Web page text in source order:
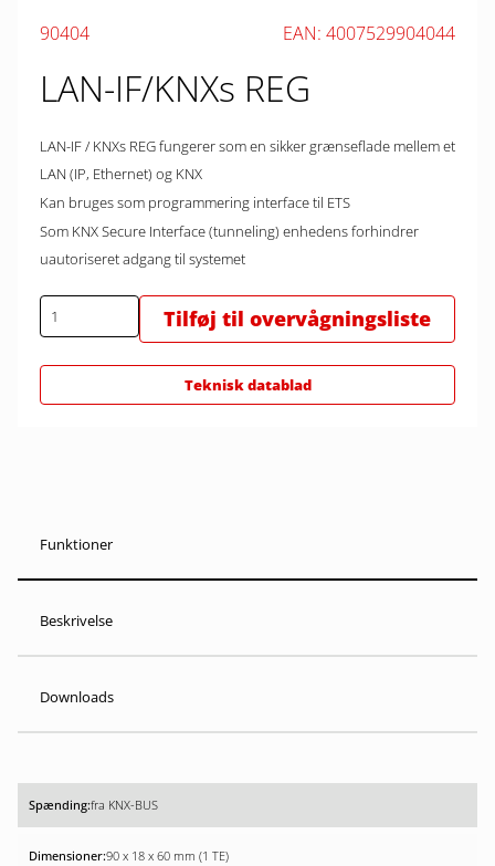
90404 EAN: 4007529904044
LAN-IF/KNXs REG
LAN-IF / KNXs REG fungerer som en sikker grænseflade mellem et
LAN (IP, Ethernet) og KNX
Kan bruges som programmering interface til ETS
Som KNX Secure Interface (tunneling) enhedens forhindrer
uautoriseret adgang til systemet
Tilføj til overvågningsliste
Teknisk datablad
Funktioner
Beskrivelse
Downloads
fra KNX-BUS
90 x 18 x 60 mm (1 TE)